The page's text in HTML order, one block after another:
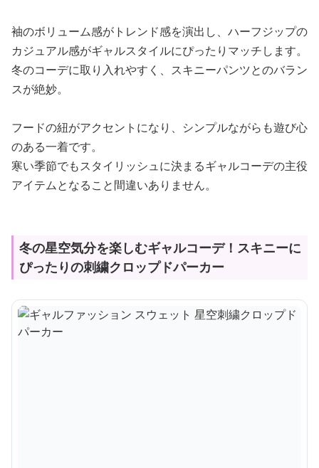
袖のボリューム感がトレンド感を演出し、ハーフジップの
カジュアル感がギャルスタイルにぴったりマッチします。
冬のコーデに取り入れやすく、スキニーパンツとのバラン
スが絶妙。
フードの紐がアクセントになり、シンプルながらも遊び心
のある一着です。
寒い季節でもスタイリッシュに決まるギャルコーデの主役
アイテムとなること間違いありません。
冬の星空気分を楽しむギャルコーデ！スキニーに
ぴったりの刺繍クロップドパーカー